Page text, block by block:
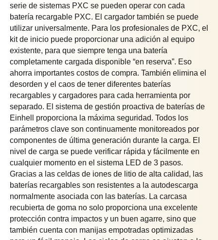
serie de sistemas PXC se pueden operar con cada
batería recargable PXC. El cargador también se puede
utilizar universalmente. Para los profesionales de PXC, el
kit de inicio puede proporcionar una adición al equipo
existente, para que siempre tenga una batería
completamente cargada disponible “en reserva”. Eso
ahorra importantes costos de compra. También elimina el
desorden y el caos de tener diferentes baterías
recargables y cargadores para cada herramienta por
separado. El sistema de gestión proactiva de baterías de
Einhell proporciona la máxima seguridad. Todos los
parámetros clave son continuamente monitoreados por
componentes de última generación durante la carga. El
nivel de carga se puede verificar rápida y fácilmente en
cualquier momento en el sistema LED de 3 pasos.
Gracias a las celdas de iones de litio de alta calidad, las
baterías recargables son resistentes a la autodescarga
normalmente asociada con las baterías. La carcasa
recubierta de goma no solo proporciona una excelente
protección contra impactos y un buen agarre, sino que
también cuenta con manijas empotradas optimizadas